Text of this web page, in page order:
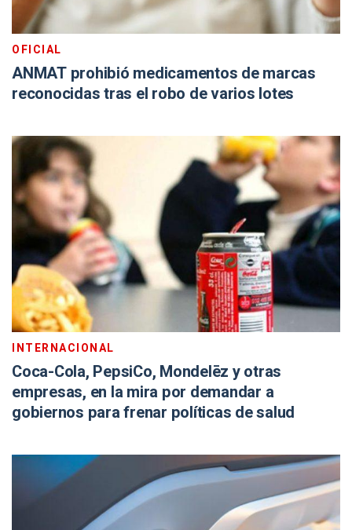
OFICIAL
ANMAT prohibió medicamentos de marcas
reconocidas tras el robo de varios lotes
INTERNACIONAL
Coca-Cola, PepsiCo, Mondelēz y otras
empresas, en la mira por demandar a
gobiernos para frenar políticas de salud